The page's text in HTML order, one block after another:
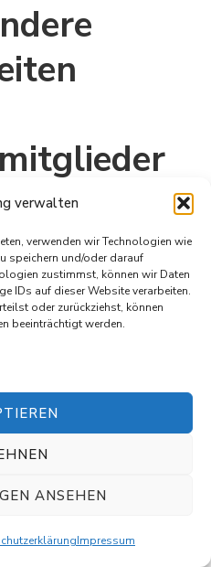
verwalten
verwenden wir Technologien wie
speichern und/oder darauf
zustimmst, können wir Daten
IDs auf dieser Website verarbeiten.
oder zurückziehst, können
beeinträchtigt werden.
ANSEHEN
Impressum
führt die laufenden
die Schriftführer/in
Obfrau bei der
vertritt den Verein
Ausfertigungen des
Gültigkeit der
Obfrau und
in
Obfrau und
Rechtsgeschäfte